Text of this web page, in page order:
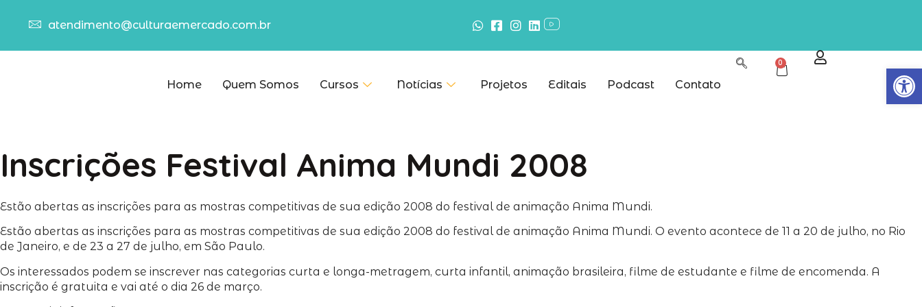
Abrir
atendimento@culturaemercado.com.br
Home Quem Somos Cursos Notícias Projetos Editais Podcast Contato
0
Inscrições Festival Anima Mundi 2008
Estão abertas as inscrições para as mostras competitivas de sua edição 2008 do festival de animação Anima Mundi.
Estão abertas as inscrições para as mostras competitivas de sua edição 2008 do festival de animação Anima Mundi. O evento acontece de 11 a 20 de julho, no Rio
de Janeiro, e de 23 a 27 de julho, em São Paulo.
Os interessados podem se inscrever nas categorias curta e longa-metragem, curta infantil, animação brasileira, filme de estudante e filme de encomenda. A
inscrição é gratuita e vai até o dia 26 de março.